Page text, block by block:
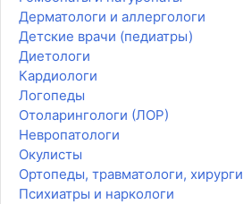
Дерматологи и аллергологи
Детские врачи (педиатры)
Диетологи
Кардиологи
Логопеды
Отоларингологи (ЛОР)
Невропатологи
Окулисты
Ортопеды, травматологи, хирурги
Психиатры и наркологи